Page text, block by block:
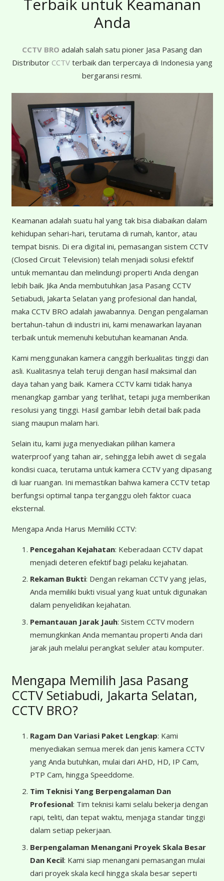
Terbaik untuk Keamanan
Anda
CCTV BRO adalah salah satu pioner Jasa Pasang dan
Distributor CCTVterbaik dan terpercaya di Indonesia yang
bergaransi resmi.
Keamanan adalah suatu hal yang tak bisa diabaikan dalam
kehidupan sehari-hari, terutama di rumah, kantor, atau
tempat bisnis. Di era digital ini, pemasangan sistem CCTV
(Closed Circuit Television) telah menjadi solusi efektif
untuk memantau dan melindungi properti Anda dengan
lebih baik. Jika Anda membutuhkan Jasa Pasang CCTV
Setiabudi, Jakarta Selatan yang profesional dan handal,
maka CCTV BRO adalah jawabannya. Dengan pengalaman
bertahun-tahun di industri ini, kami menawarkan layanan
terbaik untuk memenuhi kebutuhan keamanan Anda.
Kami menggunakan kamera canggih berkualitas tinggi dan
asli. Kualitasnya telah teruji dengan hasil maksimal dan
daya tahan yang baik. Kamera CCTV kami tidak hanya
menangkap gambar yang terlihat, tetapi juga memberikan
resolusi yang tinggi. Hasil gambar lebih detail baik pada
siang maupun malam hari.
Selain itu, kami juga menyediakan pilihan kamera
waterproof yang tahan air, sehingga lebih awet di segala
kondisi cuaca, terutama untuk kamera CCTV yang dipasang
di luar ruangan. Ini memastikan bahwa kamera CCTV tetap
berfungsi optimal tanpa terganggu oleh faktor cuaca
eksternal.
Mengapa Anda Harus Memiliki CCTV:
Pencegahan Kejahatan: Keberadaan CCTV dapat
menjadi deteren efektif bagi pelaku kejahatan.
Rekaman Bukti: Dengan rekaman CCTV yang jelas,
Anda memiliki bukti visual yang kuat untuk digunakan
dalam penyelidikan kejahatan.
Pemantauan Jarak Jauh: Sistem CCTV modern
memungkinkan Anda memantau properti Anda dari
jarak jauh melalui perangkat seluler atau komputer.
Mengapa Memilih Jasa Pasang
CCTV Setiabudi, Jakarta Selatan,
CCTV BRO?
Ragam Dan Variasi Paket Lengkap: Kami
menyediakan semua merek dan jenis kamera CCTV
yang Anda butuhkan, mulai dari AHD, HD, IP Cam,
PTP Cam, hingga Speeddome.
Tim Teknisi Yang Berpengalaman Dan
Profesional: Tim teknisi kami selalu bekerja dengan
rapi, teliti, dan tepat waktu, menjaga standar tinggi
dalam setiap pekerjaan.
Berpengalaman Menangani Proyek Skala Besar
Dan Kecil: Kami siap menangani pemasangan mulai
dari proyek skala kecil hingga skala besar seperti